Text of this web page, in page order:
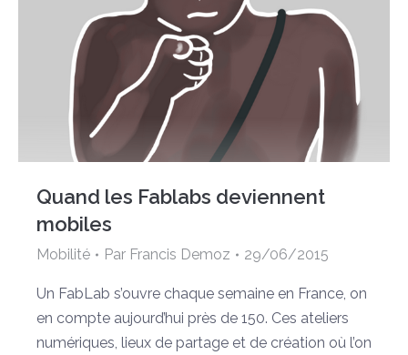
Quand les Fablabs deviennent
mobiles
Mobilité Par Francis Demoz 29/06/2015
Un FabLab s’ouvre chaque semaine en France, on
en compte aujourd’hui près de 150. Ces ateliers
numériques, lieux de partage et de création où l’on